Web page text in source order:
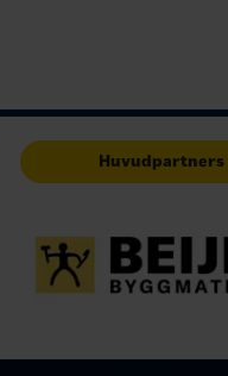
Huvudpartners